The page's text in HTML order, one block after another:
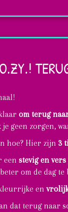
om terug
je geen zorgen,
hoe? Hier zijn 3
een stevig en
om de dag
en
dat terug naar